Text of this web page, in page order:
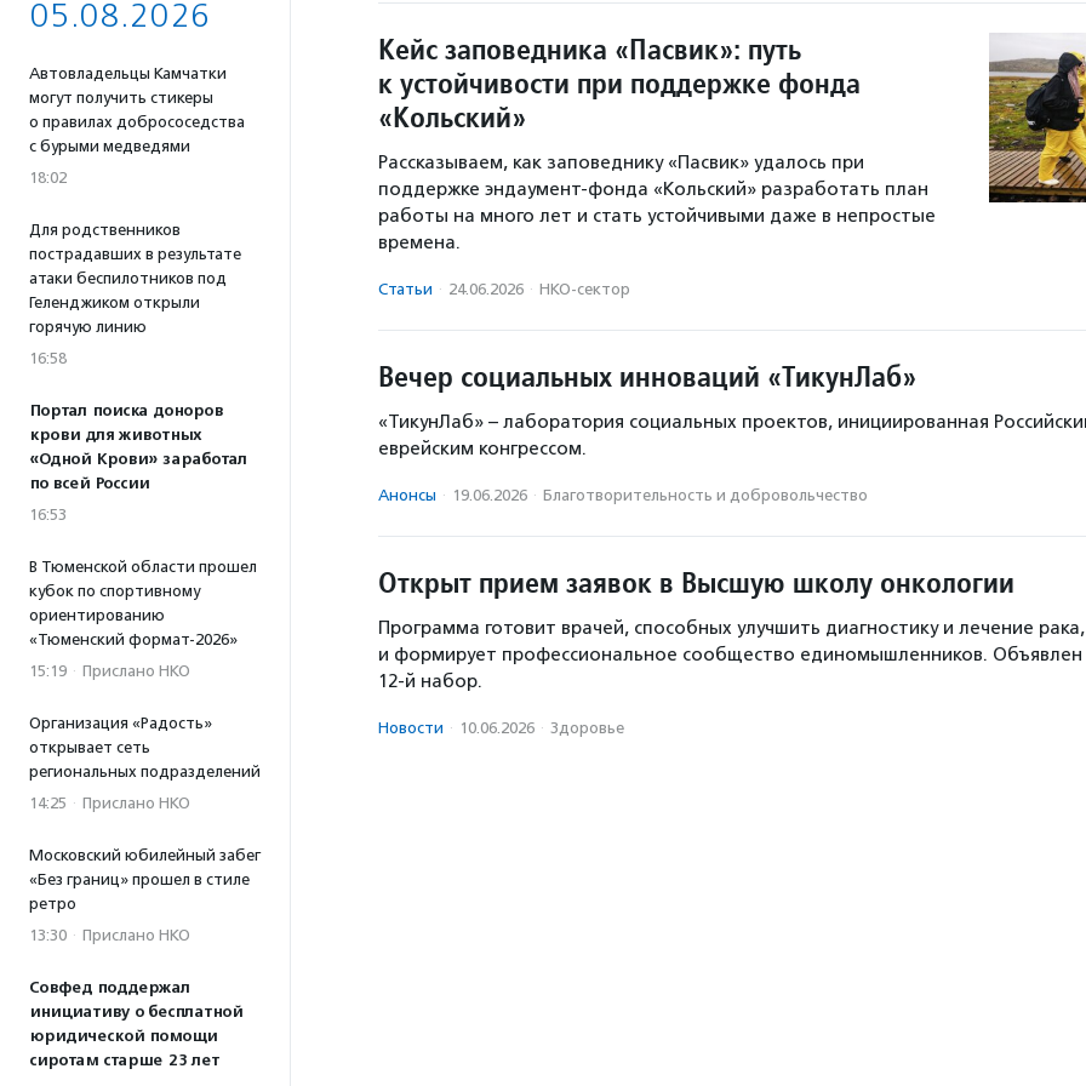
05.08.2026
Автовладельцы Камчатки
могут получить стикеры
о правилах добрососедства
с бурыми медведями
18:02
Для родственников
пострадавших в результате
атаки беспилотников под
Геленджиком открыли
горячую линию
16:58
Портал поиска доноров
крови для животных
«Одной Крови» заработал
по всей России
16:53
В Тюменской области прошел
кубок по спортивному
ориентированию
«Тюменский формат-2026»
15:19 · Прислано НКО
Организация «Радость»
открывает сеть
региональных подразделений
14:25 · Прислано НКО
Московский юбилейный забег
«Без границ» прошел в стиле
ретро
13:30 · Прислано НКО
Совфед поддержал
инициативу о бесплатной
юридической помощи
сиротам старше 23 лет
Кейс заповедника «Пасвик»: путь
к устойчивости при поддержке фонда
«Кольский»
Рассказываем, как заповеднику «Пасвик» удалось при
поддержке эндаумент-фонда «Кольский» разработать план
работы на много лет и стать устойчивыми даже в непростые
времена.
Статьи · 24.06.2026 · НКО-сектор
Вечер социальных инноваций «ТикунЛаб»
«ТикунЛаб» – лаборатория социальных проектов, инициированная
еврейским конгрессом.
Анонсы · 19.06.2026 · Благотвори­тель­ность и доброволь­чест­во
Открыт прием заявок в Высшую школу онкологии
Программа готовит врачей, способных улучшить диагностику и лечение рака,
и формирует профессиональное сообщество единомышленников. Объявлен
12-й набор.
Новости · 10.06.2026 · Здоровье